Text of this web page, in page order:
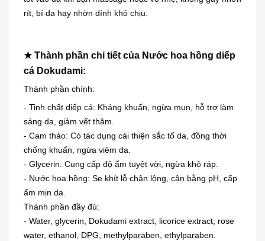
rít, bí da hay nhờn dính khó chịu.
★ Thành phần chi tiết của Nước hoa hồng diếp
cá Dokudami:
Thành phần chính:
- Tinh chất diếp cá: Kháng khuẩn, ngừa mụn, hỗ trợ làm
sáng da, giảm vết thâm.
- Cam thảo: Có tác dụng cải thiện sắc tố da, đồng thời
chống khuẩn, ngừa viêm da.
- Glycerin: Cung cấp độ ẩm tuyệt vời, ngừa khô ráp.
- Nước hoa hồng: Se khít lỗ chân lông, cân bằng pH, cấp
ẩm mịn da.
Thành phần đầy đủ:
- Water, glycerin, Dokudami extract, licorice extract, rose
water, ethanol, DPG, methylparaben, ethylparaben.